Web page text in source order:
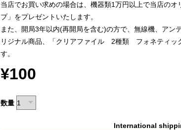
当店でお買い求めの場合は、機器類1万円以上で当店の
プ」をプレゼントいたします。
また、開局3年以内(再開局を含む)の方で、無線機、アン
リジナル商品、「クリアファイル 2種類 フォネティッ
す。
¥100
数量
International